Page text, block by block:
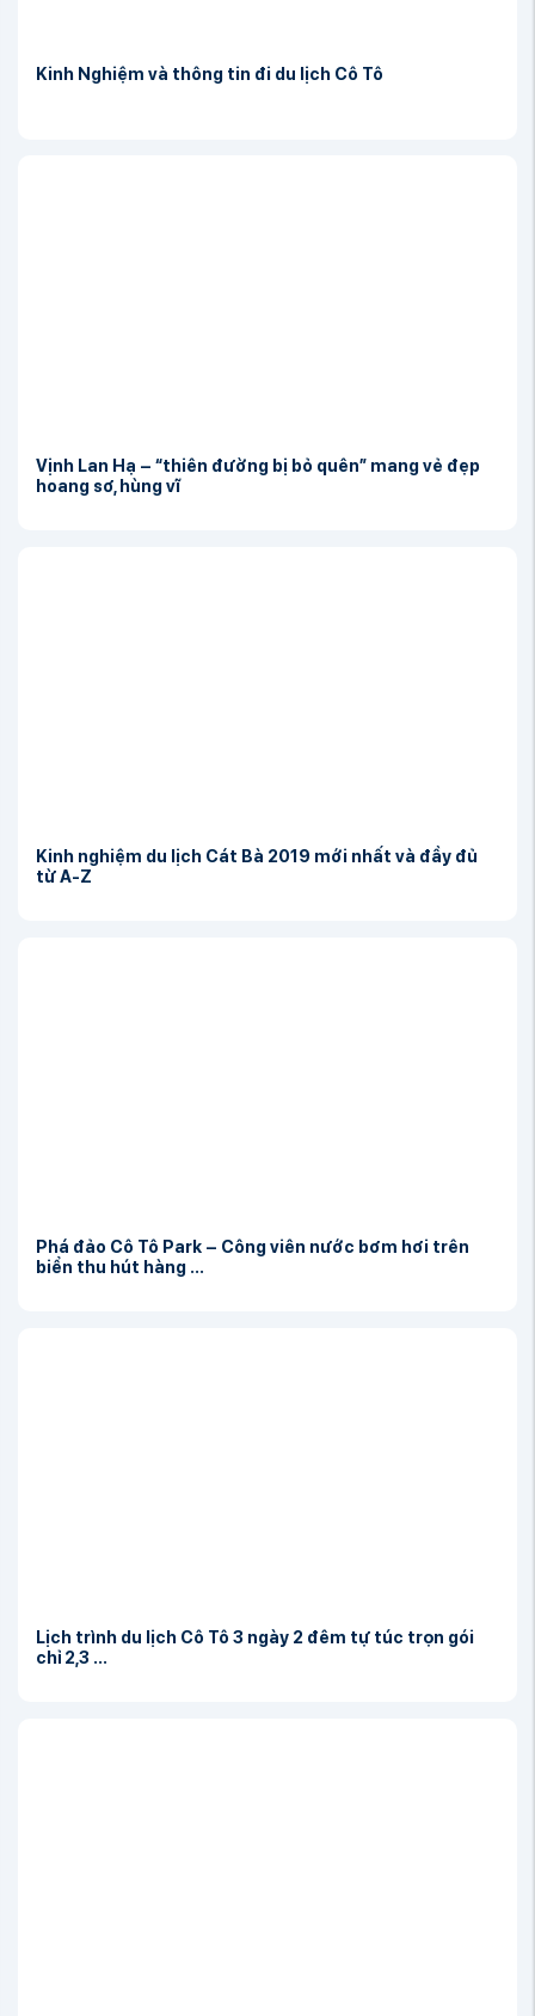
Kinh Nghiệm và thông tin đi du lịch Cô Tô
Vịnh Lan Hạ – “thiên đường bị bỏ quên” mang vẻ đẹp
hoang sơ, hùng vĩ
Kinh nghiệm du lịch Cát Bà 2019 mới nhất và đầy đủ
từ A-Z
Phá đảo Cô Tô Park – Công viên nước bơm hơi trên
biển thu hút hàng ...
Lịch trình du lịch Cô Tô 3 ngày 2 đêm tự túc trọn gói
chỉ 2,3 ...